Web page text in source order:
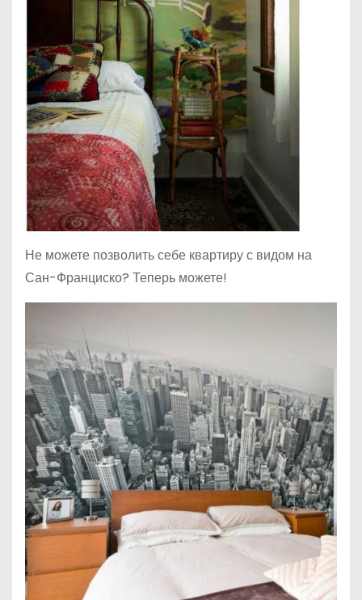
Не можете позволить себе квартиру с видом на
Сан-Франциско? Теперь можете!